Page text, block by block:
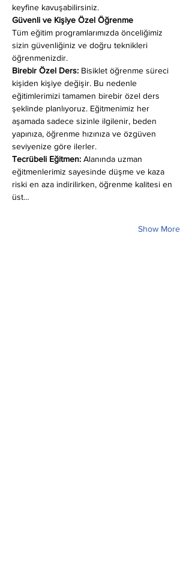
keyfine kavuşabilirsiniz.
Güvenli ve Kişiye Özel Öğrenme
Tüm eğitim programlarımızda önceliğimiz
sizin güvenliğiniz ve doğru teknikleri
öğrenmenizdir.
Birebir Özel Ders: Bisiklet öğrenme süreci
kişiden kişiye değişir. Bu nedenle
eğitimlerimizi tamamen birebir özel ders
şeklinde planlıyoruz. Eğitmenimiz her
aşamada sadece sizinle ilgilenir, beden
yapınıza, öğrenme hızınıza ve özgüven
seviyenize göre ilerler.
Tecrübeli Eğitmen: Alanında uzman
eğitmenlerimiz sayesinde düşme ve kaza
riski en aza indirilirken, öğrenme kalitesi en
üst…
Show More